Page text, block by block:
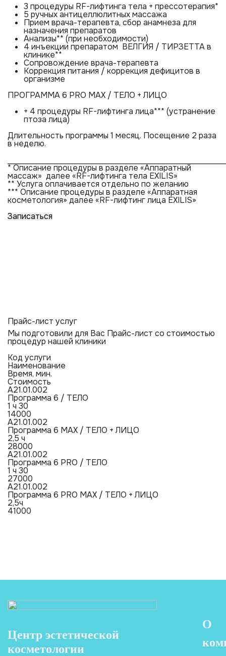
3 процедуры RF-лифтинга тела + прессотерапия*
5 ручных антицеллюлитных массажа
Прием врача-терапевта, сбор анамнеза для
назначения препаратов
Анализы** (при необходимости)
4 инъекции препаратом ВЕЛГИЯ / ТИРЗЕТТА в
клинике**
Сопровождение врача-терапевта
Коррекция питания / коррекция дефицитов в
организме
ПРОГРАММА 6 PRO MAX / ТЕЛО + ЛИЦО
+ 4 процедуры RF-лифтинга лица*** (устранение
птоза лица)
Длительность программы 1 месяц. Посещение 2 раза
в неделю.
* Описание процедуры в разделе «Аппаратный
массаж» далее «RF-лифтинга тела EXILIS»
** Услуга оплачивается отдельно по желанию
*** Описание процедуры в разделе «Аппаратная
косметология» далее «RF-лифтинг лица EXILIS»
Записаться
Прайс-лист услуг
Мы подготовили для Вас Прайс-лист со стоимостью
процедур нашей клиники
Код услуги
Наименование
Время, мин.
Стоимость
A21.01.002
Программа 6 / ТЕЛО
1 ч 30
14000
A21.01.002
Программа 6 MAX / ТЕЛО + ЛИЦО
2,5 ч
28000
A21.01.002
Программа 6 PRO / ТЕЛО
1 ч 30
27000
A21.01.002
Программа 6 PRO MAX / ТЕЛО + ЛИЦО
2,5ч
41000
Центр эстетической
косметологии
О